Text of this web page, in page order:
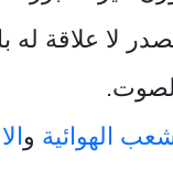
لا علاقة له
الهوائية و